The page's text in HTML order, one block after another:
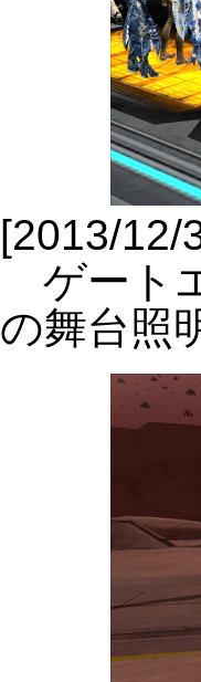
[2013/12/
ゲート
の舞台照